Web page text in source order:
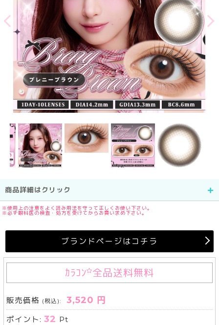
商品詳細はクリック
※使用上の注意をよく読み用法を守って正しくお使い下さい。
※必ず眼科医の検査・処方を受けてからお買い求め下さい。
ブランドページはコチラ
ｶﾗｺﾝ 全品送料無料
販売価格 (税込): 3,520 円
ポイント:32 Pt